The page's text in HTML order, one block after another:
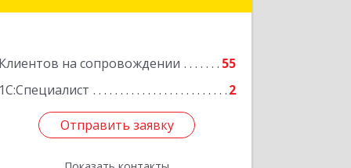
Клиентов на сопровождении
55
1С:Специалист
2
Отправить заявку
Подробнее
Отправить заявку